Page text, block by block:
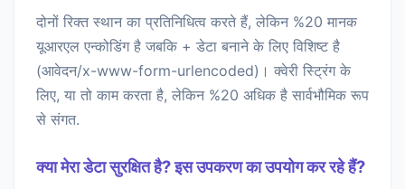
दोनों रिक्त स्थान का प्रतिनिधित्व करते हैं, लेकिन %20 मानक
यूआरएल एन्कोडिंग है जबकि + डेटा बनाने के लिए विशिष्ट है
(आवेदन/x-www-form-urlencoded)। क्वेरी स्ट्रिंग के
लिए, या तो काम करता है, लेकिन %20 अधिक है सार्वभौमिक रूप
से संगत.
क्या मेरा डेटा सुरक्षित है? इस उपकरण का उपयोग कर रहे हैं?